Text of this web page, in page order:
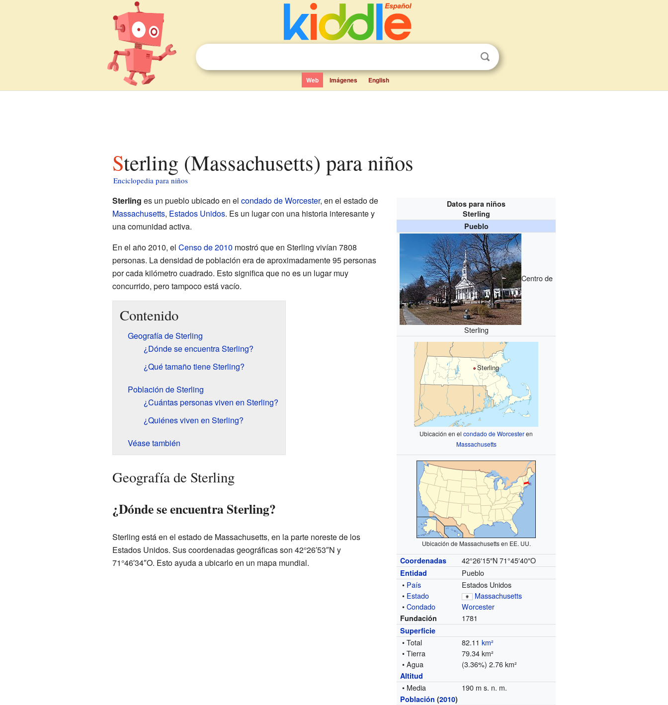
Web Imágenes English
Sterling (Massachusetts) para niños
Enciclopedia para niños
Datos para niños
Sterling
Pueblo
Centro de
Sterling
Sterling
Ubicación en elcondado de Worcesteren
Massachusetts
Ubicación de Massachusetts en EE. UU.
Coordenadas 42°26′15″N 71°45′40″O
Entidad
Pueblo
• País
Estados Unidos
• Estado
Massachusetts
•Condado Worcester
Fundación 1781
Superficie
• Total 82.11km²
• Tierra
79.34 km²
• Agua
(3.36%) 2.76 km²
Altitud
• Media 190 m s. n. m.
Población (2010)
Sterling es un pueblo ubicado en el condado de Worcester, en el estado de
Massachusetts, Estados Unidos. Es un lugar con una historia interesante y
una comunidad activa.
En el año 2010, el Censo de 2010 mostró que en Sterling vivían 7808
personas. La densidad de población era de aproximadamente 95 personas
por cada kilómetro cuadrado. Esto significa que no es un lugar muy
concurrido, pero tampoco está vacío.
Contenido
Geografía de Sterling
¿Dónde se encuentra Sterling?
¿Qué tamaño tiene Sterling?
Población de Sterling
¿Cuántas personas viven en Sterling?
¿Quiénes viven en Sterling?
Véase también
Geografía de Sterling
¿Dónde se encuentra Sterling?
Sterling está en el estado de Massachusetts, en la parte noreste de los
Estados Unidos. Sus coordenadas geográficas son 42°26′53″N y
71°46′34″O. Esto ayuda a ubicarlo en un mapa mundial.